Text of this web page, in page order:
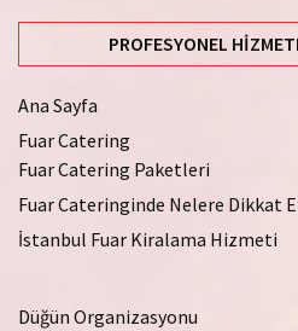
PROFESYONEL
Ana Sayfa
Fuar Catering
Fuar Catering Paketleri
Fuar Cateringinde Nelere Dikkat
İstanbul Fuar Kiralama Hizmeti
Düğün Organizasyonu